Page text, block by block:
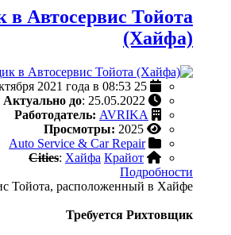
в Автосервис Тойота
(Хайфа)
Актуально до: 25.05.2022
Работодатель: AVRIKA
Просмотры: 2025
Auto Service & Car Repair
Cities: Хайфа Крайот
Подробности
Тойота, расположенный в Хайфе,
Требуется Рихтовщик